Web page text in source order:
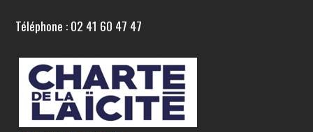
Téléphone : 02 41 60 47 47